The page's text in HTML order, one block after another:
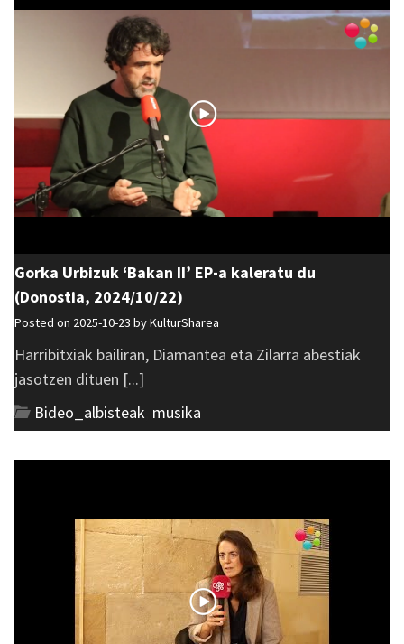
Gorka Urbizuk ‘Bakan II’ EP-a kaleratu du
(Donostia, 2024/10/22)
Posted on 2025-10-23 byKulturSharea
Harribitxiak bailiran, Diamantea eta Zilarra abestiak
jasotzen dituen [...]
Bideo_albisteak musika